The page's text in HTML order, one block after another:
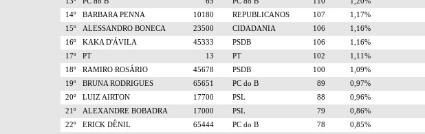
14º
BARBARA PENNA 10180 REPUBLICANOS 107
1,17%
15º
ALESSANDRO BONECA 23500 CIDADANIA 106
1,16%
16º
KAKA D'ÁVILA 45333 PSDB 106
1,16%
17º
PT 13 PT 102
1,11%
18º
RAMIRO ROSÁRIO 45678 PSDB 100
1,09%
19º
BRUNA RODRIGUES 65651 PC do B 89
0,97%
20º
LUIZ AIRTON 17700 PSL 88
0,96%
21º
ALEXANDRE BOBADRA 17000 PSL 79
0,86%
22º
ERICK DÊNIL 65444 PC do B 78
0,85%